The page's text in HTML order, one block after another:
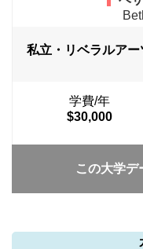
私立・リベラルアー
学費/年
$30,000
この大学